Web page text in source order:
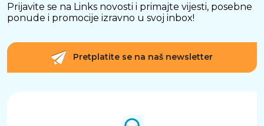
Prijavite se na Links novosti i primajte vijesti, posebne
ponude i promocije izravno u svoj inbox!
Pretplatite se na naš newsletter